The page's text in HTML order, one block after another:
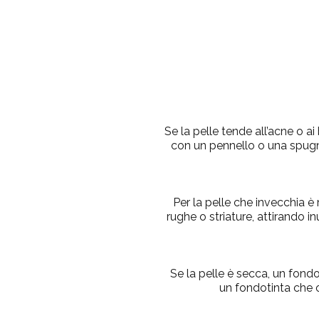
Se la pelle tende all’acne o
con un pennello o una
Per la pelle che invecchia
rughe o striature, attirando
Se la pelle è secca, un
un fondotinta che